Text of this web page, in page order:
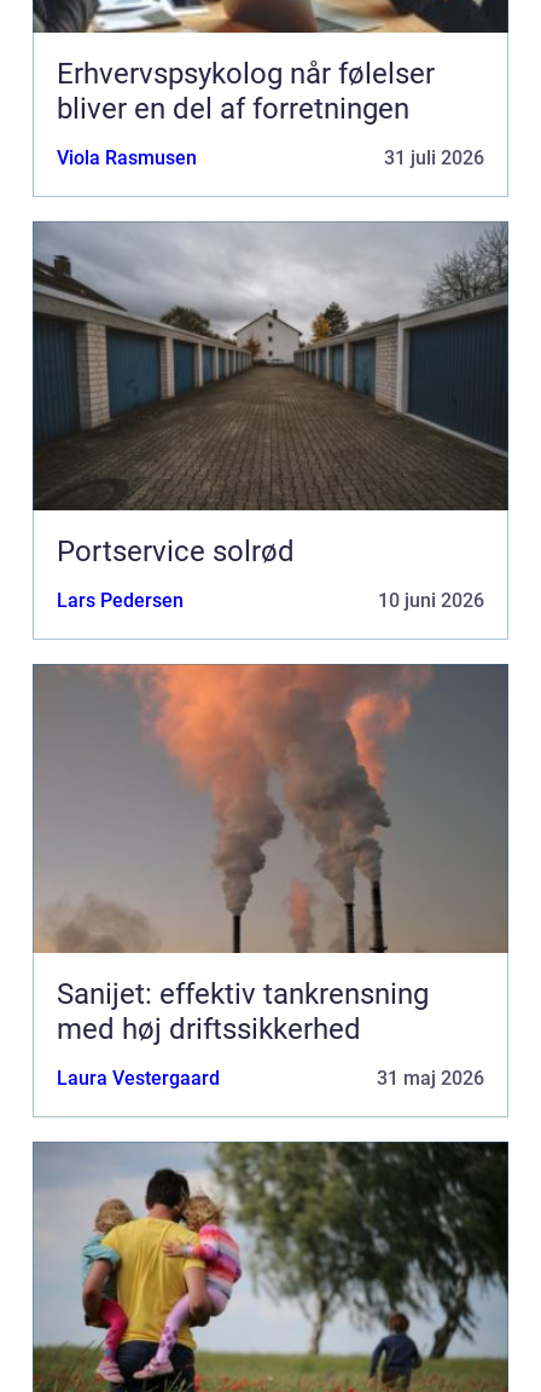
Erhvervspsykolog når følelser
bliver en del af forretningen
Viola Rasmusen 31 juli 2026
Portservice solrød
Lars Pedersen 10 juni 2026
Sanijet: effektiv tankrensning
med høj driftssikkerhed
Laura Vestergaard 31 maj 2026